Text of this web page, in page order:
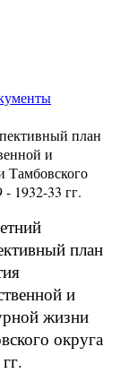
план
и
Тамбовского
- 1932-33 гг.
план
и
жизни
округа